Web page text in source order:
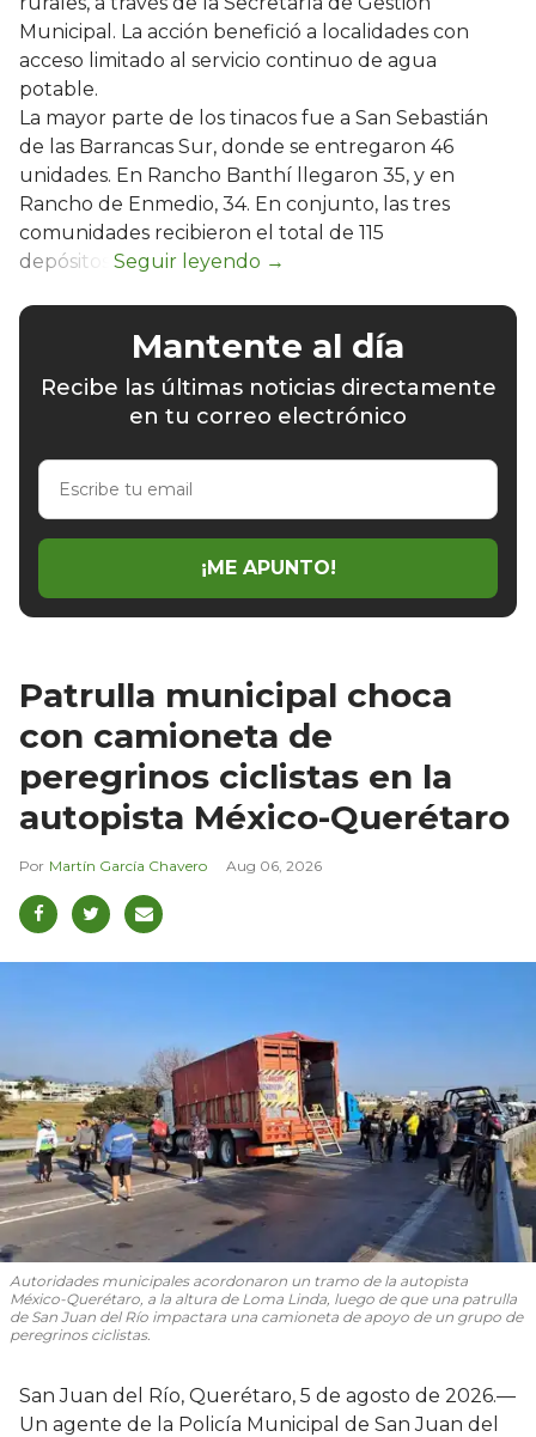
Municipal. La acción benefició a localidades con
acceso limitado al servicio continuo de agua
potable.
La mayor parte de los tinacos fue a San Sebastián
de las Barrancas Sur, donde se entregaron 46
unidades. En Rancho Banthí llegaron 35, y en
Rancho de Enmedio, 34. En conjunto, las tres
comunidades recibieron el total de 115
depósitos.
Mantente al día
Recibe las últimas noticias directamente
en tu correo electrónico
Escribe
email
¡ME APUNTO!
Patrulla municipal choca
con camioneta de
peregrinos ciclistas en la
autopista México-Querétaro
Martín García Chavero Aug 06, 2026
Autoridades municipales acordonaron un tramo de la autopista
México-Querétaro, a la altura de Loma Linda, luego de que una patrulla
de San Juan del Río impactara una camioneta de apoyo de un grupo de
peregrinos ciclistas.
San Juan del Río, Querétaro, 5 de agosto de 2026.—
Un agente de la Policía Municipal de San Juan del